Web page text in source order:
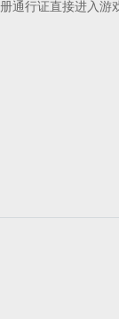
通行证直接进入游